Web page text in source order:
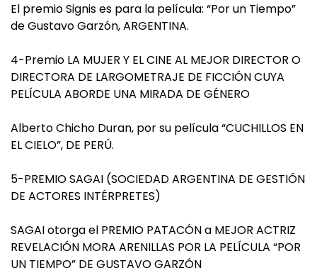
El premio Signis es para la película: “Por un Tiempo”
de Gustavo Garzón, ARGENTINA.
4-Premio LA MUJER Y EL CINE AL MEJOR DIRECTOR O
DIRECTORA DE LARGOMETRAJE DE FICCIÓN CUYA
PELÍCULA ABORDE UNA MIRADA DE GÉNERO
Alberto Chicho Duran, por su película “CUCHILLOS EN
EL CIELO”, DE PERÚ.
5-PREMIO SAGAI (SOCIEDAD ARGENTINA DE GESTIÓN
DE ACTORES INTÉRPRETES)
SAGAI otorga el PREMIO PATACÓN a MEJOR ACTRIZ
REVELACIÓN MORA ARENILLAS POR LA PELÍCULA “POR
UN TIEMPO” DE GUSTAVO GARZÓN